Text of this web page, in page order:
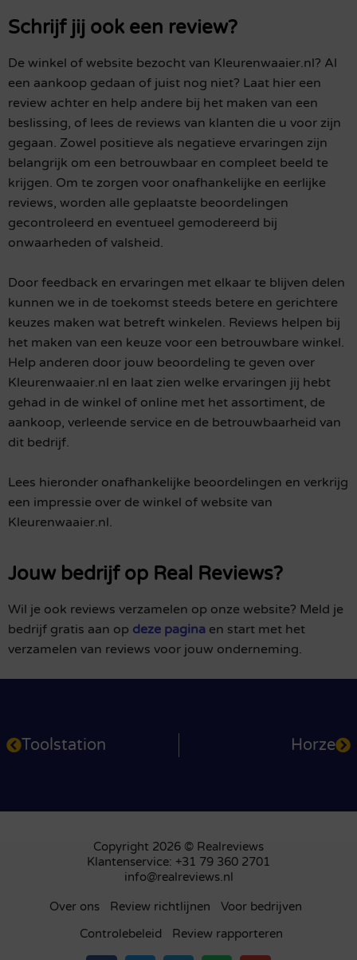
Schrijf jij ook een review?
De winkel of website bezocht van Kleurenwaaier.nl? Al
een aankoop gedaan of juist nog niet? Laat hier een
review achter en help andere bij het maken van een
beslissing, of lees de reviews van klanten die u voor zijn
gegaan. Zowel positieve als negatieve ervaringen zijn
belangrijk om een betrouwbaar en compleet beeld te
krijgen. Om te zorgen voor onafhankelijke en eerlijke
reviews, worden alle geplaatste beoordelingen
gecontroleerd en eventueel gemodereerd bij
onwaarheden of valsheid.
Door feedback en ervaringen met elkaar te blijven delen
kunnen we in de toekomst steeds betere en gerichtere
keuzes maken wat betreft winkelen. Reviews helpen bij
het maken van een keuze voor een betrouwbare winkel.
Help anderen door jouw beoordeling te geven over
Kleurenwaaier.nl en laat zien welke ervaringen jij hebt
gehad in de winkel of online met het assortiment, de
aankoop, verleende service en de betrouwbaarheid van
dit bedrijf.
Lees hieronder onafhankelijke beoordelingen en verkrijg
een impressie over de winkel of website van
Kleurenwaaier.nl.
Jouw bedrijf op Real Reviews?
Wil je ook reviews verzamelen op onze website? Meld je
bedrijf gratis aan op deze pagina en start met het
verzamelen van reviews voor jouw onderneming.
Toolstation Horze
Copyright 2026 © Realreviews
Klantenservice: +31 79 360 2701
info@realreviews.nl
Over ons Review richtlijnen
Voor bedrijven
Controlebeleid
Review rapporteren